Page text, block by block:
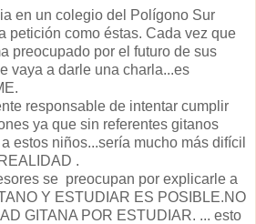
en un colegio del Polígono Sur
petición como éstas. Cada vez que
preocupado por el futuro de sus
vaya a darle una charla...es
responsable de intentar cumplir
ya que sin referentes gitanos
estos niños...sería mucho más difícil
.
se preocupan por explicarle a
Y ESTUDIAR ES POSIBLE.NO
GITANA POR ESTUDIAR. ... esto